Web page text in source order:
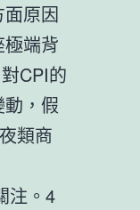
原因
端背
CPI的
，假
類商
注。4